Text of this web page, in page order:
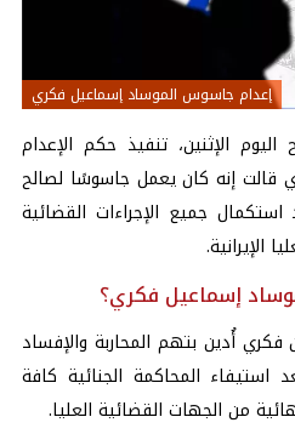
إعدام جاسوس الموساد إسماعيل فكري
اليوم الإثنين، تنفيذ حكم الإعدام
قالت إنه كان يعمل جاسوسًا لصالح
استكمال جميع الإجراءات القضائية
الإيرانية.
إسماعيل فكري؟
فكري أُدين بتهم المحاربة والإفساد
المحاكمة الجنائية كافة
من الجهات القضائية العليا.